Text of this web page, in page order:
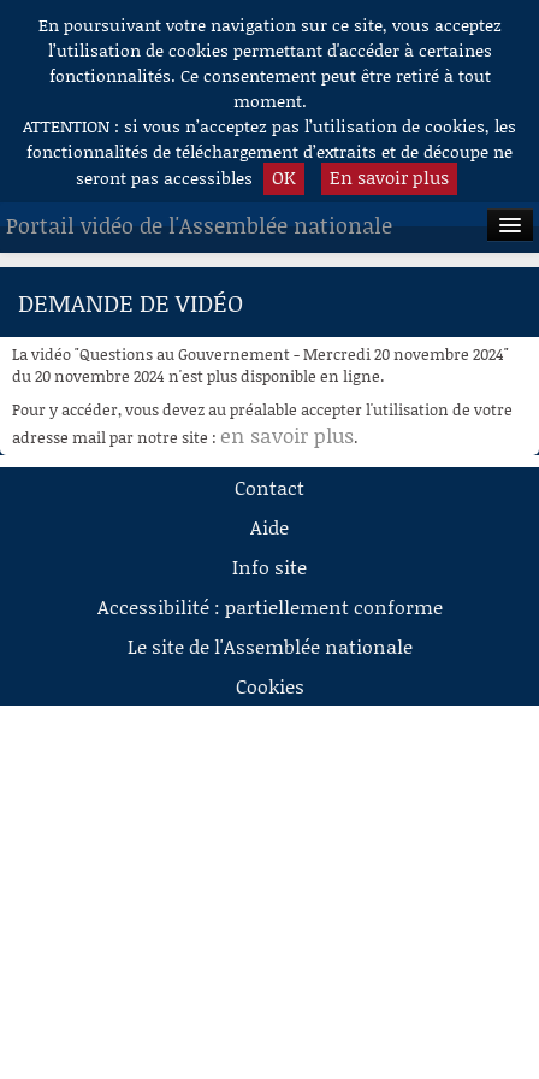
Aller au contenu
En poursuivant votre navigation sur ce site, vous acceptez
l’utilisation de cookies permettant d'accéder à certaines
fonctionnalités. Ce consentement peut être retiré à tout
moment.
ATTENTION : si vous n’acceptez pas l’utilisation de cookies, les
fonctionnalités de téléchargement d’extraits et de découpe ne
seront pas accessibles
OK En savoir plus
Portail vidéo de l'Assemblée nationale
ACCUEIL
À LA DEMANDE
RECHERCHE
AIDE À LA DÉCOUPE
DEMANDE DE VIDÉO
La vidéo "Questions au Gouvernement - Mercredi 20 novembre 2024"
du 20 novembre 2024 n'est plus disponible en ligne.
Pour y accéder, vous devez au préalable accepter l'utilisation de votre
adresse mail par notre site : en savoir plus.
Contact
Aide
Info site
Accessibilité : partiellement conforme
Le site de l'Assemblée nationale
Cookies